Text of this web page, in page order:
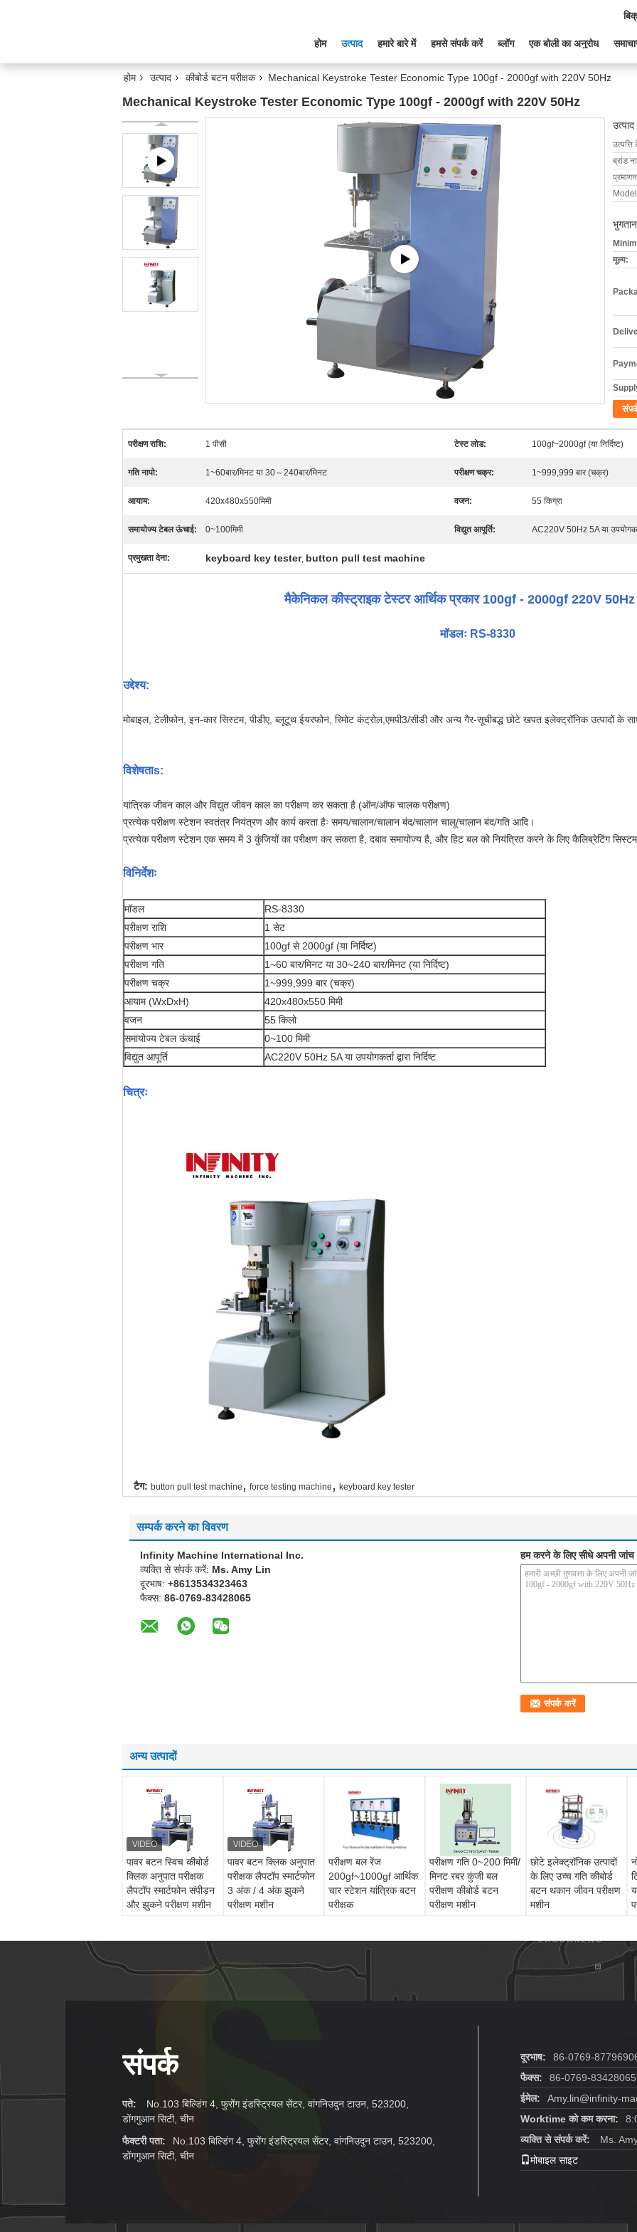
होम उत्पाद हमारे बारे में हमसे संपर्क करें ब्लॉग एक बोली का अनुरोध
होम उत्पाद कीबोर्ड बटन परीक्षक Mechanical Keystroke Tester Economic Type 100gf - 2000gf with 220V 50Hz
Mechanical Keystroke Tester Economic Type 100gf - 2000gf with 220V 50Hz
ब्रांड
मूल्य:
परीक्षण राशि: 1 पीसी टेस्ट लोड: 100gf~2000gf (या निर्दिष्ट)
गति नापो: 1~60बार/मिनट या 30～240बार/मिनट परीक्षण चक्र: 1~999,999 बार (चक्र)
आयाम: 420x480x550मिमी वजन: 55 किग्रा
समायोज्य टेबल ऊंचाई: 0~100मिमी विद्युत आपूर्ति: AC220V 50Hz 5A या उपयोगकर्ता
प्रमुखता देना: keyboard key tester, button pull test machine
मैकेनिकल कीस्ट्राइक टेस्टर आर्थिक प्रकार 100gf - 2000gf 220V
मॉडलः RS-8330
उद्देश्य:
मोबाइल, टेलीफोन, इन-कार सिस्टम, पीडीए, ब्लूटूथ ईयरफोन, रिमोट कंट्रोल,एमपी3/सीडी और अन्य गैर-सूचीबद्ध छोटे खपत इलेक्ट्रॉनिक उत्पादों के
विशेषताs:
यांत्रिक जीवन काल और विद्युत जीवन काल का परीक्षण कर सकता है (ऑन/ऑफ चालक परीक्षण)
प्रत्येक परीक्षण स्टेशन स्वतंत्र नियंत्रण और कार्य करता हैः समय/चालान/चालान बंद/चालान चालू/चालान बंद/गति आदि।
प्रत्येक परीक्षण स्टेशन एक समय में 3 कुंजियों का परीक्षण कर सकता है, दबाव समायोज्य है, और हिट बल को नियंत्रित करने के लिए कैलिब्रेटिंग
विनिर्देशः
मॉडल
RS-8330
परीक्षण राशि
1 सेट
परीक्षण भार
100gf से 2000gf (या निर्दिष्ट)
परीक्षण गति
1~60 बार/मिनट या 30~240 बार/मिनट (या निर्दिष्ट)
परीक्षण चक्र
1~999,999 बार (चक्र)
आयाम (WxDxH)
420x480x550 मिमी
वजन
55 किलो
समायोज्य टेबल ऊंचाई
0~100 मिमी
विद्युत आपूर्ति
AC220V 50Hz 5A या उपयोगकर्ता द्वारा निर्दिष्ट
चित्रः
टैग: button pull test machine , force testing machine , keyboard key tester
सम्पर्क करने का विवरण
Infinity Machine International Inc.
व्यक्ति से संपर्क करें: Ms. Amy Lin
दूरभाष: +8613534323463
फैक्स: 86-0769-83428065
हम करने के लिए सीधे अपनी
अन्य उत्पादों
पावर बटन स्विच कीबोर्ड
क्लिक अनुपात परीक्षक
लैपटॉप स्मार्टफोन संपीड़न
और झुकने परीक्षण मशीन
पावर बटन क्लिक अनुपात
परीक्षक लैपटॉप स्मार्टफोन
3 अंक / 4 अंक झुकने
परीक्षण मशीन
परीक्षण बल रेंज
200gf~1000gf आर्थिक
चार स्टेशन यांत्रिक बटन
परीक्षक
परीक्षण गति 0~200 मिमी/
मिनट रबर कुंजी बल
परीक्षण कीबोर्ड बटन
परीक्षण मशीन
छोटे इलेक्ट्रॉनिक उत्पादों
के लिए उच्च गति कीबोर्ड
बटन थकान जीवन परीक्षण
मशीन
संपर्क
पते:
No.103 बिल्डिंग 4, फुरोंग इंडस्ट्रियल सेंटर, वांगनिउदुन टाउन, 523200,
डोंगगुआन सिटी, चीन
फैक्टरी पता:
No.103 बिल्डिंग 4, फुरोंग इंडस्ट्रियल सेंटर, वांगनिउदुन टाउन, 523200,
डोंगगुआन सिटी, चीन
दूरभाष:
86-0769-
फैक्स:
86-0769-83428065
ईमेल:
Amy.lin@infinity-
Worktime को कम करना:
व्यक्ति से संपर्क करें:
Ms.
मोबाइल साइट